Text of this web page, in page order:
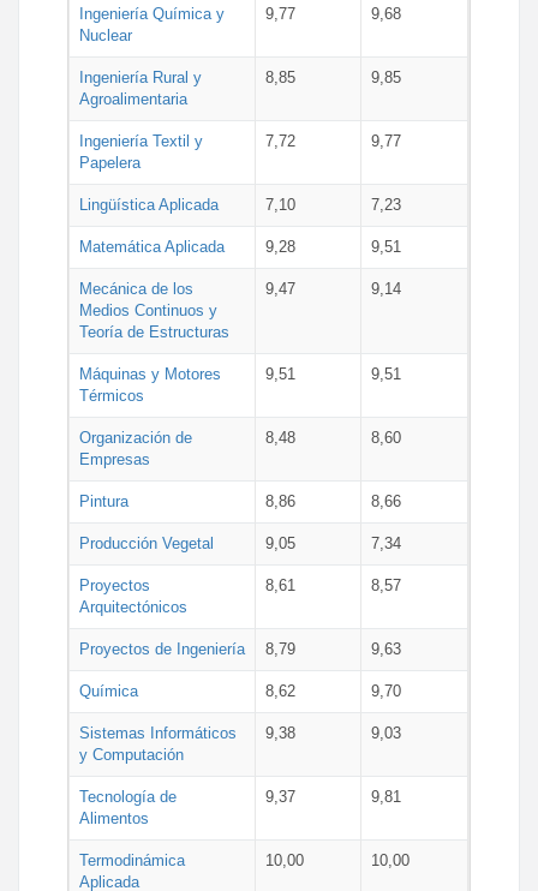
Ingeniería Química y
Nuclear
9,77 9,68
Ingeniería Rural y
Agroalimentaria
8,85 9,85
Ingeniería Textil y
Papelera
7,72 9,77
Lingüística Aplicada 7,10 7,23
Matemática Aplicada 9,28 9,51
Mecánica de los
Medios Continuos y
Teoría de Estructuras
9,47 9,14
Máquinas y Motores
Térmicos
9,51 9,51
Organización de
Empresas
8,48 8,60
Pintura 8,86 8,66
Producción Vegetal 9,05 7,34
Proyectos
Arquitectónicos
8,61 8,57
Proyectos de Ingeniería 8,79 9,63
Química 8,62 9,70
Sistemas Informáticos
y Computación
9,38 9,03
Tecnología de
Alimentos
9,37 9,81
Termodinámica
Aplicada
10,00 10,00